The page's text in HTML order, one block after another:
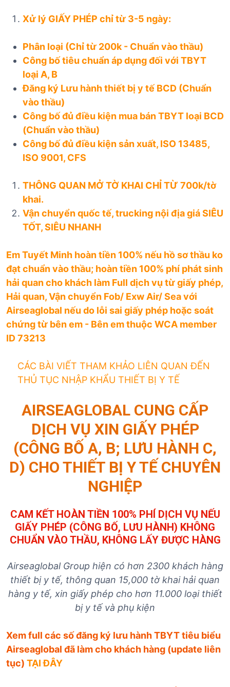
Xử lý GIẤY PHÉP chỉ từ 3-5 ngày:
Phân loại (Chỉ từ 200k - Chuẩn vào thầu)
Công bố tiêu chuẩn áp dụng đối với TBYT
loại A, B
Đăng ký Lưu hành thiết bị y tế BCD (Chuẩn
vào thầu)
Công bố đủ điều kiện mua bán TBYT loại BCD
(Chuẩn vào thầu)
Công bố đủ điều kiện sản xuất, ISO 13485,
ISO 9001, CFS
THÔNG QUAN MỞ TỜ KHAI CHỈ TỪ 700k/tờ
khai.
Vận chuyển quốc tế, trucking nội địa giá SIÊU
TỐT, SIÊU NHANH
Em Tuyết Minh hoàn tiền 100% nếu hồ sơ thầu ko
đạt chuẩn vào thầu; hoàn tiền 100% phí phát sinh
hải quan cho khách làm Full dịch vụ từ giấy phép,
Hải quan, Vận chuyển Fob/ Exw Air/ Sea với
Airseaglobal nếu do lỗi sai giấy phép hoặc soát
chứng từ bên em - Bên em thuộc WCA member
ID 73213
CÁC BÀI VIẾT THAM KHẢO LIÊN QUAN ĐẾN
THỦ TỤC NHẬP KHẨU THIẾT BỊ Y TẾ
AIRSEAGLOBAL CUNG CẤP
DỊCH VỤ XIN GIẤY PHÉP
(CÔNG BỐ A, B; LƯU HÀNH C,
D) CHO THIẾT BỊ Y TẾ CHUYÊN
NGHIỆP
CAM KẾT HOÀN TIỀN 100% PHÍ DỊCH VỤ NẾU
GIẤY PHÉP (CÔNG BỐ, LƯU HÀNH) KHÔNG
CHUẨN VÀO THẦU, KHÔNG LẤY ĐƯỢC HÀNG
Airseaglobal Group hiện có hơn 2300 khách hàng
thiết bị y tế, thông quan 15,000 tờ khai hải quan
hàng y tế, xin giấy phép cho hơn 11.000 loại thiết
bị y tế và phụ kiện
Xem full các số đăng ký lưu hành TBYT tiêu biểu
Airseaglobal đã làm cho khách hàng (update liên
tục) TẠI ĐÂY